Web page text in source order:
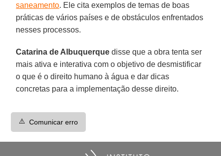
saneamento. Ele cita exemplos de temas de boas
práticas de vários países e de obstáculos enfrentados
nesses processos.
Catarina de Albuquerque disse que a obra tenta ser
mais ativa e interativa com o objetivo de desmistificar
o que é o direito humano à água e dar dicas
concretas para a implementação desse direito.
⚠️ Comunicar erro